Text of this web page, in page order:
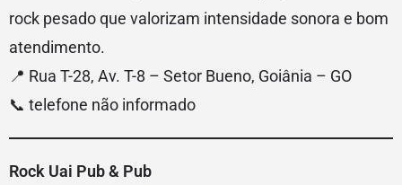
rock pesado que valorizam intensidade sonora e bom
atendimento.
📍 Rua T-28, Av. T-8 – Setor Bueno, Goiânia – GO
📞 telefone não informado
Rock Uai Pub & Pub